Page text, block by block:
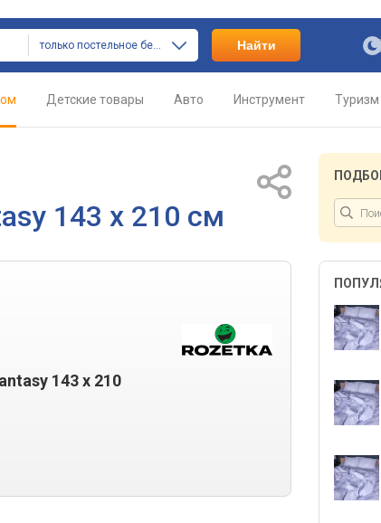
только постельное белье Найти
Детские товары Авто Инструмент Туризм
143 x 210 см
143 x 210